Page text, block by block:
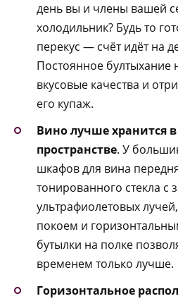
день вы и члены вашей
холодильник? Будь то
перекус — счёт идёт на
Постоянное бултыхание
вкусовые качества и
его купаж.
Вино лучше хранится
пространстве. У
шкафов для вина
тонированного стекла с
ультрафиолетовых
покоем и
бутылки на полке
временем только лучше.
Горизонтальное